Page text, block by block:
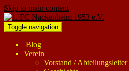
Skip to main content
Toggle navigation
Blog
Verein
Vorstand / Abteilungsleiter